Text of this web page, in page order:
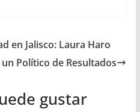
en Jalisco: Laura Haro
Político de Resultados
gustar